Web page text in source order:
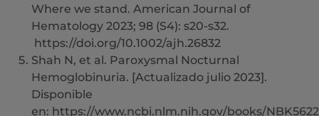
Where we stand. American Journal of
Hematology 2023; 98 (S4): s20-s32.
https://doi.org/10.1002/ajh.26832
Shah N, et al. Paroxysmal Nocturnal
Hemoglobinuria. [Actualizado julio 2023].
Disponible
en: https://www.ncbi.nlm.nih.gov/books/